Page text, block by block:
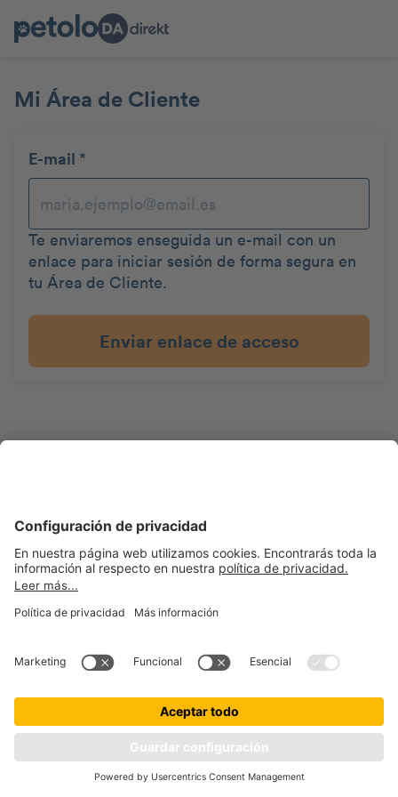
Mi Área de Cliente
E-mail *
Te enviaremos enseguida un e-mail con un
enlace para iniciar sesión de forma segura en
tu Área de Cliente.
Enviar enlace de acceso
Aviso legal
Política de privacidad
petolo es una marca de © getolo GmbH